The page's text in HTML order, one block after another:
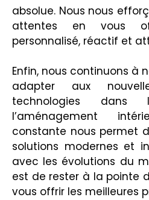
absolue. Nous nous
attentes en vous
personnalisé, réactif et
Enfin, nous continuons à
adapter aux
technologies
l’aménagement
constante nous permet
solutions modernes et
avec les évolutions du
est de rester à la pointe
vous offrir les meilleures